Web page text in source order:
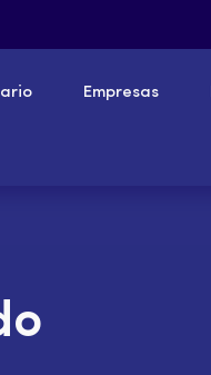
Empresas